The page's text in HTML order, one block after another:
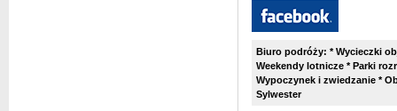
Biuro podróży: * Wycieczki
Weekendy lotnicze * Parki
Wypoczynek i zwiedzanie *
Sylwester